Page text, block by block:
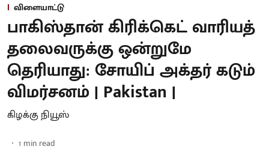
விளையாட்டு
பாகிஸ்தான் கிரிக்கெட் வாரியத்
தலைவருக்கு ஒன்றுமே
தெரியாது: சோயிப் அக்தர் கடும்
விமர்சனம் | Pakistan |
கிழக்கு நியூஸ்
1 min read